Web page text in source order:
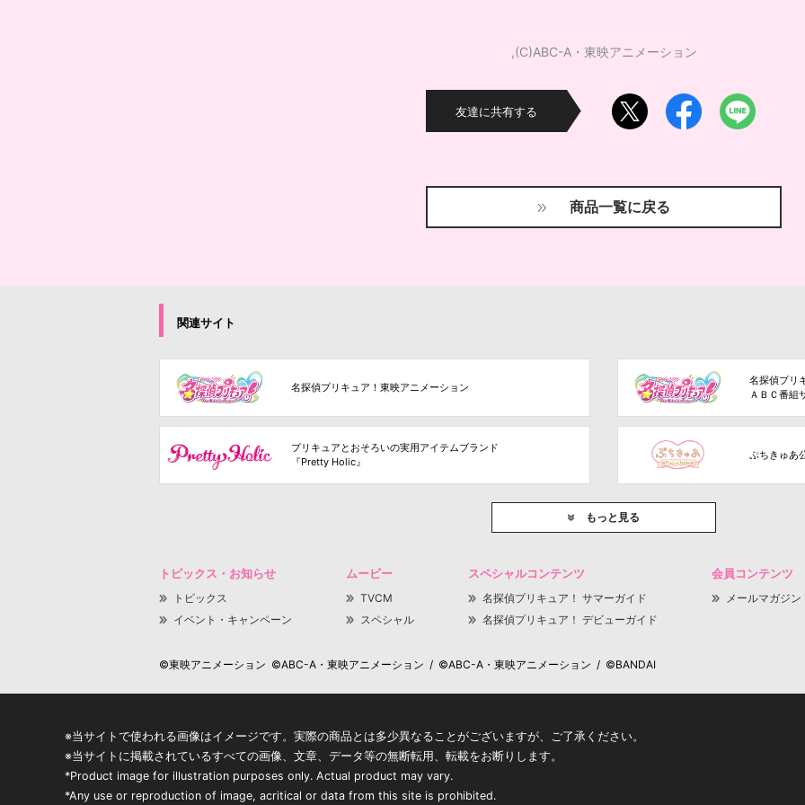
,(C)ABC-A・東映アニメーション
友達に共有する
商品一覧に戻る
関連サイト
名探偵プリキュア！東映アニメーション
名探偵プリ
ＡＢＣ番組
プリキュアとおそろいの実用アイテムブランド
『Pretty Holic』
ぷちきゅあ
もっと見る
トピックス・お知らせ
トピックス
イベント・キャンペーン
ムービー
TVCM
スペシャル
スペシャルコンテンツ
名探偵プリキュア！ サマーガイド
名探偵プリキュア！ デビューガイド
会員コンテンツ
メールマガジン
©東映アニメーション ©ABC-A・東映アニメーション / ©ABC-A・東映アニメーション / ©BANDAI
※当サイトで使われる画像はイメージです。実際の商品とは多少異なることがございますが、ご了承ください。
※当サイトに掲載されているすべての画像、文章、データ等の無断転用、転載をお断りします。
*Product image for illustration purposes only. Actual product may vary.
*Any use or reproduction of image, acritical or data from this site is prohibited.